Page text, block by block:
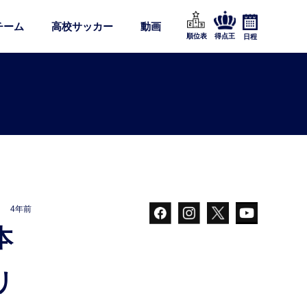
ーム 高校サッカー 動画
順位表 得点王 日程
4年前